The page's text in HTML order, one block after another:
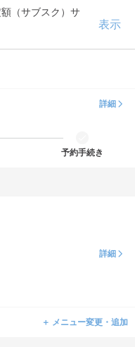
（サブスク）サ
表示
詳細
予約手続き
詳細
＋ メニュー変更・追加